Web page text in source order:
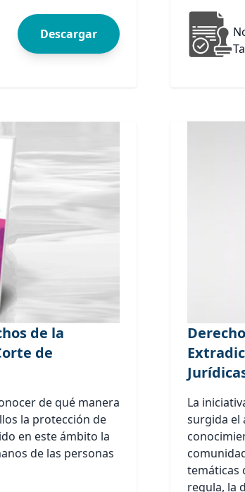
Descargar
de la
de
de qué manera
la protección de
en este ámbito la
de las personas
La
surgida el
temáticas
regula, la